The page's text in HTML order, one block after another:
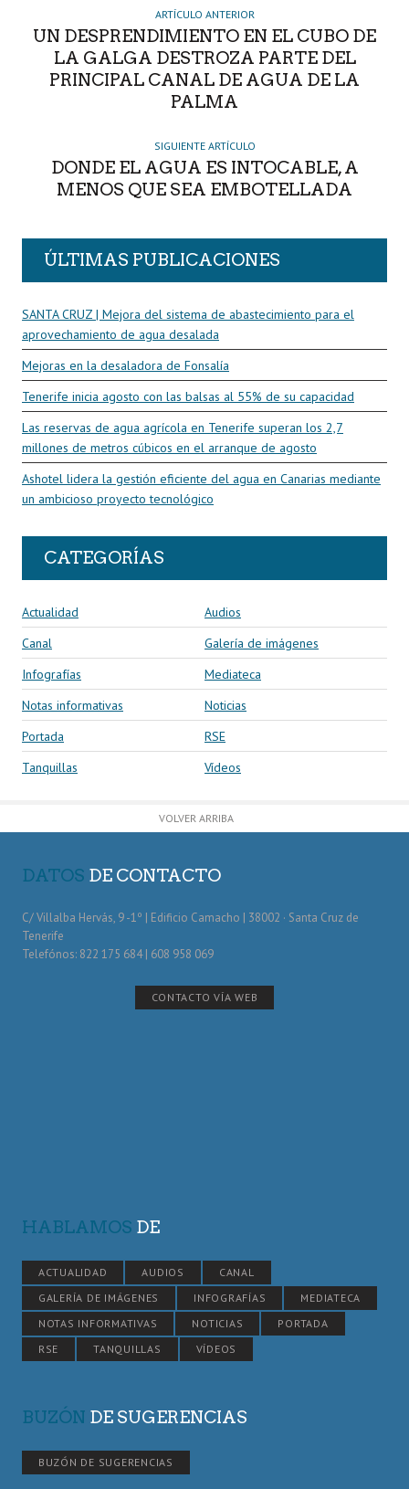
ARTÍCULO ANTERIOR
UN DESPRENDIMIENTO EN EL CUBO DE
LA GALGA DESTROZA PARTE DEL
PRINCIPAL CANAL DE AGUA DE LA
PALMA
SIGUIENTE ARTÍCULO
DONDE EL AGUA ES INTOCABLE, A
MENOS QUE SEA EMBOTELLADA
ÚLTIMAS PUBLICACIONES
SANTA CRUZ | Mejora del sistema de abastecimiento para el
aprovechamiento de agua desalada
Mejoras en la desaladora de Fonsalía
Tenerife inicia agosto con las balsas al 55% de su capacidad
Las reservas de agua agrícola en Tenerife superan los 2,7
millones de metros cúbicos en el arranque de agosto
Ashotel lidera la gestión eficiente del agua en Canarias mediante
un ambicioso proyecto tecnológico
CATEGORÍAS
Actualidad
Audios
Canal
Galería de imágenes
Infografías
Mediateca
Notas informativas
Noticias
Portada
RSE
Tanquillas
Vídeos
VOLVER ARRIBA
DATOS DE CONTACTO
C/ Villalba Hervás, 9 -1º | Edificio Camacho | 38002 · Santa Cruz de
Tenerife
Telefónos: 822 175 684 | 608 958 069
CONTACTO VÍA WEB
HABLAMOS DE
ACTUALIDAD AUDIOS
CANAL
GALERÍA DE IMÁGENES
INFOGRAFÍAS
MEDIATECA
NOTAS INFORMATIVAS
NOTICIAS
PORTADA
RSE
TANQUILLAS VÍDEOS
BUZÓN DE SUGERENCIAS
BUZÓN DE SUGERENCIAS